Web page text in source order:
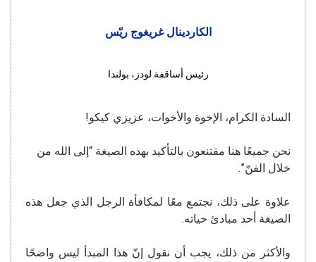
الكاردينال غريغوج ريّس
رئيس أساقفة لودز، بولندا
السادة الكرام، الإخوة والأخوات، عزيزي كيكو!
نحن جميعًا هنا مقتنعون بالتأكيد بهذه الصيغة “إلى الله من
خلال الفنّ”.
علاوة على ذلك، نجتمع معًا لمكافأة الرجل الذي جعل هذه
الصيغة أحد مبادئ حياته.
والأكثر من ذلك، يجب أن نقول إنّ هذا المبدأ ليس واضحًا